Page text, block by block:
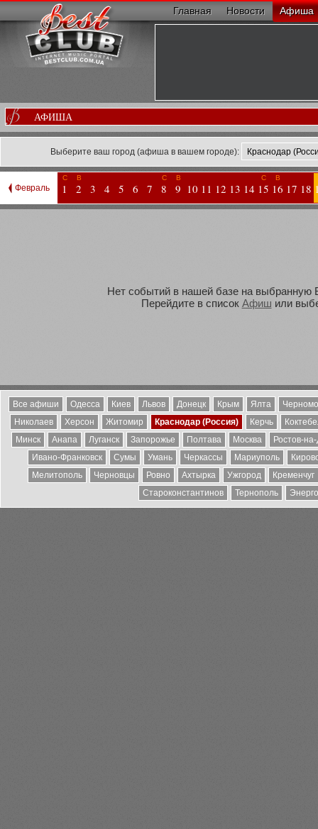
Главная Новости Афиша
АФИША
Выберите ваш город (афиша в вашем городе):
Февраль
С
1
В
2 3 4 5 6 7
С
8
В
9 10 11 12 13 14
С
15
В
16 17 18
Нет событий в нашей базе на выбранную
Перейдите в список Афиш или
Все афиши Одесса Киев Львов Донецк Крым Ялта
Николаев
Херсон Житомир Краснодар (Россия) Керчь
Минск
Анапа Луганск Запорожье Полтава Москва
Ростов-
Ивано-Франковск
Сумы Умань Черкассы Мариуполь
Мелитополь
Черновцы Ровно Ахтырка Ужгород
Кременчуг
Староконстантинов
Тернополь